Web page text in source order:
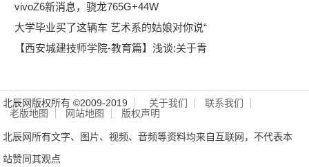
vivoZ6新消息，骁龙765G+44W
大学毕业买了这辆车 艺术系的姑娘对你说“
【西安城建技师学院-教育篇】浅谈:关于青
北辰网版权所有 ©2009-2019 关于我们
联系我们
老版地图
网站地图 版权声明
北辰网所有文字、图片、视频、音频等资料均来自互联网，不代表本
站赞同其观点